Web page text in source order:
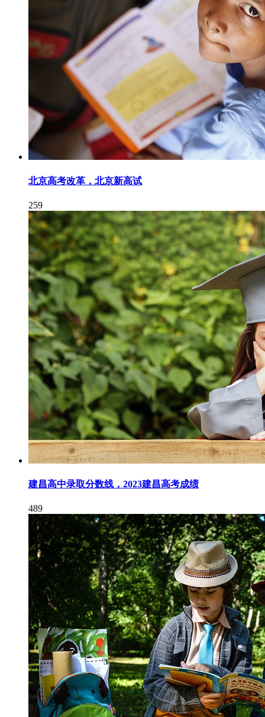
北京高考改革，北京新高试
259
建昌高中录取分数线，2023建昌高考成绩
489